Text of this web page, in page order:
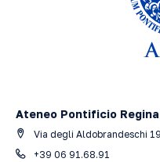
Ateneo Pontificio
Via degli Aldobrandeschi
+39 06 91.68.91